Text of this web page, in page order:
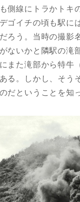
側線にトラかトキ
ゴイチの頃も駅に
ろう。当時の撮影
ないかと隣駅の滝
また滝部から特牛
る。しかし、そう
だということを知